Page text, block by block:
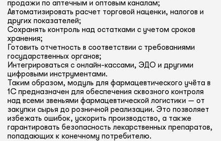
продажи по аптечным и оптовым каналам;
Автоматизировать расчет торговой наценки, налогов и
других показателей;
Сохранять контроль над остатками с учетом сроков
хранения;
Готовить отчетность в соответствии с требованиями
государственных органов;
Интегрироваться с онлайн-кассами, ЭДО и другими
цифровыми инструментами.
Таким образом, модуль для фармацевтического учёта в
1С предназначен для обеспечения сквозного контроля
над всеми звеньями фармацевтической логистики — от
закупки сырья до розничной реализации. Это позволяет
избежать ошибок, ускорить производство, а также
гарантировать безопасность лекарственных препаратов,
попадающих к конечному потребителю.